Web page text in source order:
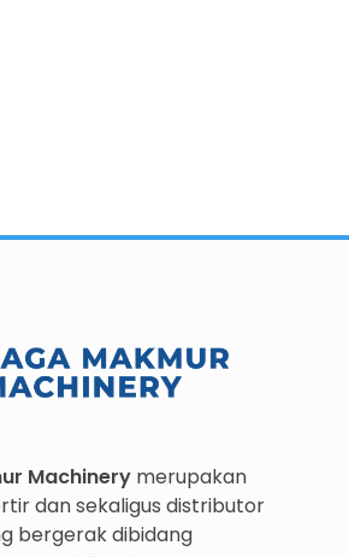
Machinery merupakan
dan sekaligus distributor
bergerak dibidang